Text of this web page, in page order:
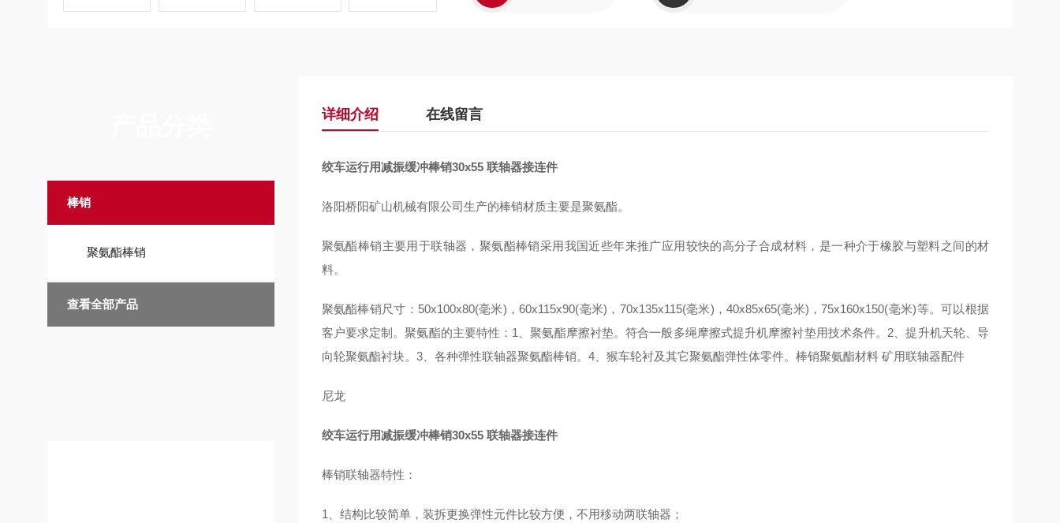
棒销
聚氨酯棒销
查看全部产品
详细介绍 在线留言
绞车运行用减振缓冲棒销30x55 联轴器接连件
洛阳桥阳矿山机械有限公司生产的棒销材质主要是聚氨酯。
聚氨酯棒销主要用于联轴器，聚氨酯棒销采用我国近些年来推广应用较快的高分子合成材料，是一种介于橡胶与塑料之间的材
料。
聚氨酯棒销尺寸：50x100x80(毫米)，60x115x90(毫米)，70x135x115(毫米)，40x85x65(毫米)，75x160x150(毫米)等。可以根据
客户要求定制。聚氨酯的主要特性：1、聚氨酯摩擦衬垫。符合一般多绳摩擦式提升机摩擦衬垫用技术条件。2、提升机天轮、导
向轮聚氨酯衬块。3、各种弹性联轴器聚氨酯棒销。4、猴车轮衬及其它聚氨酯弹性体零件。棒销聚氨酯材料 矿用联轴器配件
尼龙
绞车运行用减振缓冲棒销30x55 联轴器接连件
棒销联轴器特性：
1、结构比较简单，装拆更换弹性元件比较方便，不用移动两联轴器；